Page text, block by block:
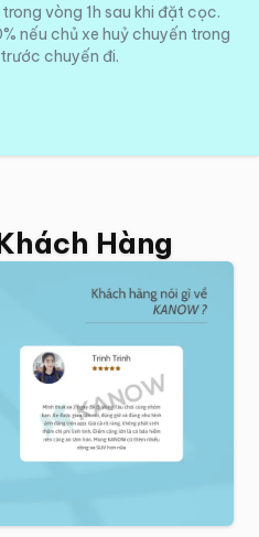
vòng 1h sau khi đặt cọc.
nếu chủ xe huỷ chuyến trong
chuyến đi.
Hàng